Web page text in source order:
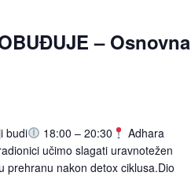
– Osnovna
budi
18:00 – 20:30
Adhara
učimo slagati uravnotežen
prehranu nakon detox ciklusa.Dio